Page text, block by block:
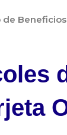
de Beneficios